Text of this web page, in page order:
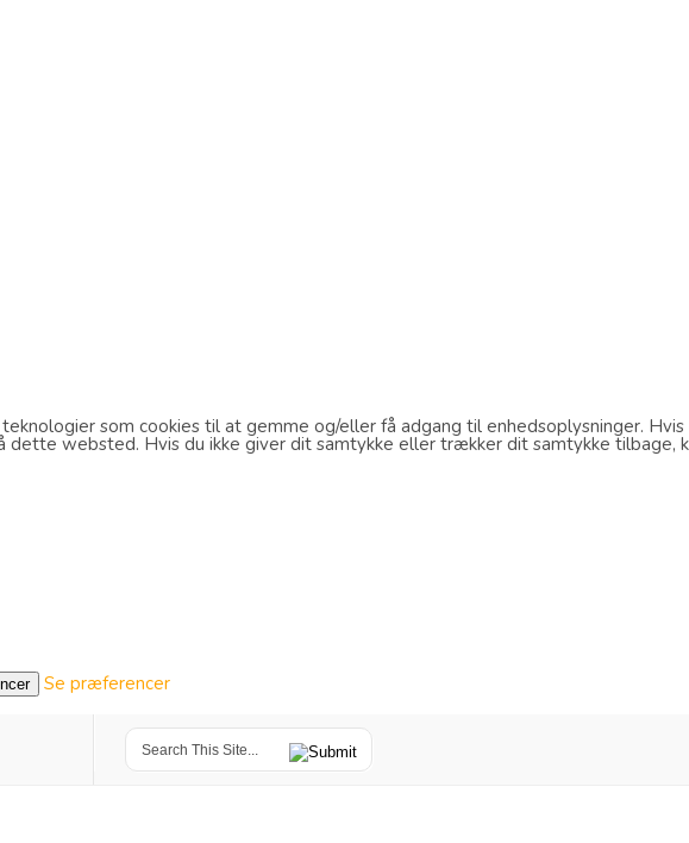
som cookies til at gemme og/eller få adgang til enhedsoplysninger.
websted. Hvis du ikke giver dit samtykke eller trækker dit samtykke tilbage,
Se præferencer